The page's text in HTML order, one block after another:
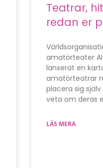
Teatrar,
redan er
amatörteater
lanserat en
amatörteatrar
placera sig
veta om deras
LÄS MERA